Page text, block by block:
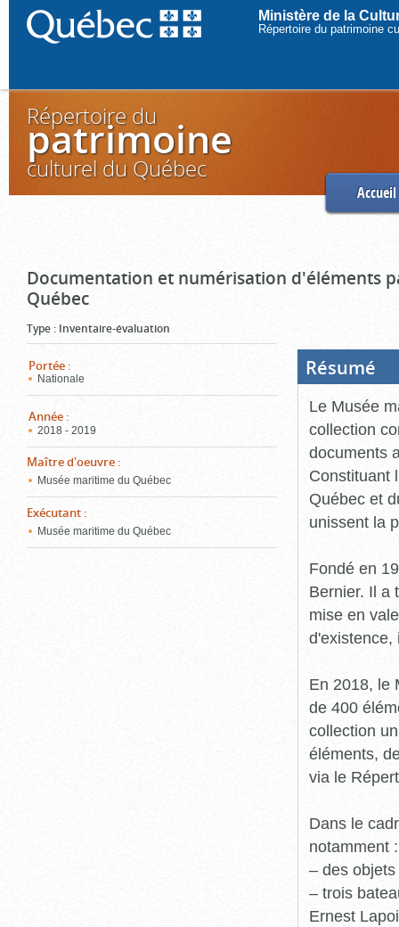
Ministère de la
Répertoire du patrimoine
Répertoire du
patrimoine
culturel du Québec
Accueil
Documentation et numérisation d'éléments
Québec
Type : Inventaire-évaluation
Portée :
Nationale
Année :
2018 - 2019
Maître d'oeuvre :
Musée maritime du Québec
Exécutant :
Musée maritime du Québec
Résumé
Le Musée
collection
documents
Constituant
Québec et
unissent la
Fondé en
Bernier. Il a
mise en
d'existence,
En 2018, le
de 400
collection
éléments,
via le
Dans le
notamment :
– des
– trois
Ernest